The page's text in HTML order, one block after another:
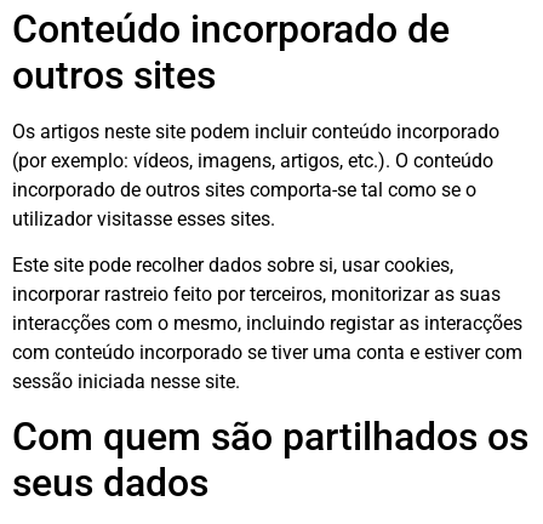
Conteúdo incorporado de
outros sites
Os artigos neste site podem incluir conteúdo incorporado
(por exemplo: vídeos, imagens, artigos, etc.). O conteúdo
incorporado de outros sites comporta-se tal como se o
utilizador visitasse esses sites.
Este site pode recolher dados sobre si, usar cookies,
incorporar rastreio feito por terceiros, monitorizar as suas
interacções com o mesmo, incluindo registar as interacções
com conteúdo incorporado se tiver uma conta e estiver com
sessão iniciada nesse site.
Com quem são partilhados os
seus dados